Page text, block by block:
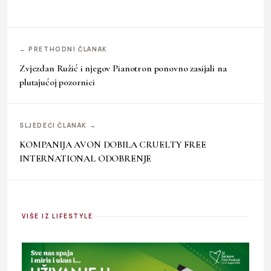
← PRETHODNI ČLANAK
Zvjezdan Ružić i njegov Pianotron ponovno zasijali na
plutajućoj pozornici
SLJEDEĆI ČLANAK →
KOMPANIJA AVON DOBILA CRUELTY FREE
INTERNATIONAL ODOBRENJE
VIŠE IZ LIFESTYLE